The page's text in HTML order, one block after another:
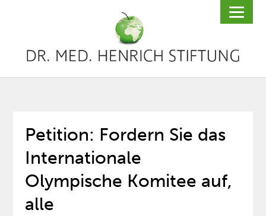
Petition: Fordern Sie das
Internationale
Olympische Komitee auf,
alle